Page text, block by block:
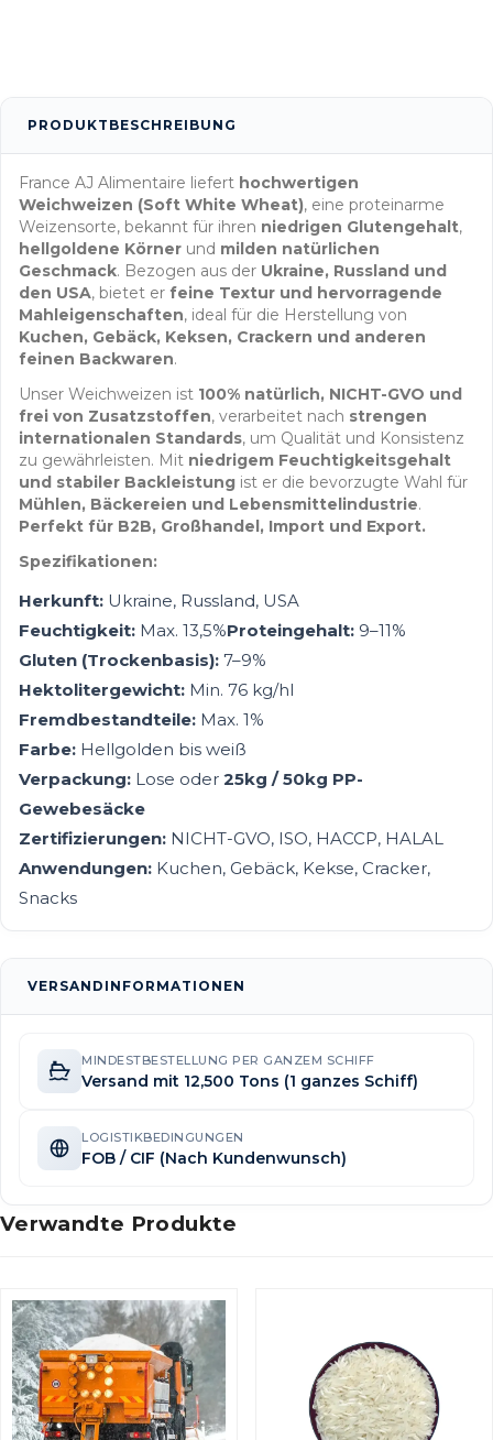
PRODUKTBESCHREIBUNG
France AJ Alimentaire liefert hochwertigen
Weichweizen (Soft White Wheat), eine proteinarme
Weizensorte, bekannt für ihren niedrigen Glutengehalt,
hellgoldene Körner und milden natürlichen
Geschmack. Bezogen aus der Ukraine, Russland und
den USA, bietet er feine Textur und hervorragende
Mahleigenschaften, ideal für die Herstellung von
Kuchen, Gebäck, Keksen, Crackern und anderen
feinen Backwaren.
Unser Weichweizen ist 100% natürlich, NICHT-GVO und
frei von Zusatzstoffen, verarbeitet nach strengen
internationalen Standards, um Qualität und Konsistenz
zu gewährleisten. Mit niedrigem Feuchtigkeitsgehalt
und stabiler Backleistung ist er die bevorzugte Wahl für
Mühlen, Bäckereien und Lebensmittelindustrie.
Perfekt für B2B, Großhandel, Import und Export.
Spezifikationen:
Herkunft: Ukraine, Russland, USA
Feuchtigkeit: Max. 13,5%Proteingehalt: 9–11%
Gluten (Trockenbasis): 7–9%
Hektolitergewicht: Min. 76 kg/hl
Fremdbestandteile: Max. 1%
Farbe: Hellgolden bis weiß
Verpackung: Lose oder 25kg / 50kg PP-
Gewebesäcke
Zertifizierungen: NICHT-GVO, ISO, HACCP, HALAL
Anwendungen: Kuchen, Gebäck, Kekse, Cracker,
Snacks
VERSANDINFORMATIONEN
MINDESTBESTELLUNG PER GANZEM SCHIFF
Versand mit 12,500 Tons (1 ganzes Schiff)
LOGISTIKBEDINGUNGEN
FOB / CIF (Nach Kundenwunsch)
Verwandte Produkte